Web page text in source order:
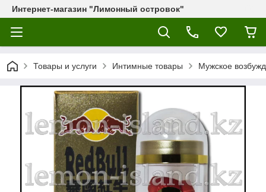
Интернет-магазин "Лимонный островок"
Товары и услуги Интимные товары Мужское